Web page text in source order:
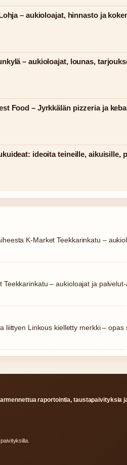
– aukioloajat, hinnasto ja
– aukioloajat, lounas,
Food – Jyrkkälän pizzeria ja
ideoita teineille, aikuisille,
K-Market Teekkarinkatu –
Teekkarinkatu – aukioloajat ja
liittyen Linkous kielletty merkki –
raportointia, taustapaivityksia